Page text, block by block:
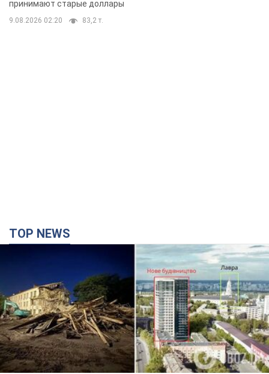
принимают старые доллары
9.08.2026 02:20 83,2 т.
TOP NEWS